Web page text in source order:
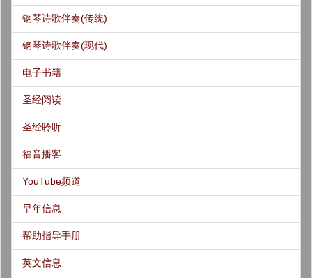
钢琴诗歌伴奏(传统)
钢琴诗歌伴奏(现代)
电子书籍
圣经阅读
圣经聆听
福音播客
YouTube频道
早年信息
帮助指导手册
英文信息